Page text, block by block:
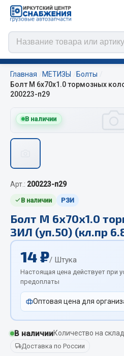
ЦЕПИ РОССИЯ
Изготовление цепей на колеса
QITONG
Весь раздел
Отопители салона,
Автономные воздушные
Жидкостные подогреватели
Отопители салона
Подогреватели тосола
Весь раздел
Главная МЕТИЗЫ
Болты
Болт М 6х70х1.0 тормозных
200223-п29
В наличии
Арт.: 200223-п29
В наличии РЗИ
Болт М 6х70х1.0
ЗИЛ (уп.50) (кл.пр
14 ₽/ Штука
Настоящая цена действует при
предоплаты
Оптовая цена для
В наличииКоличество на
Доставка по России